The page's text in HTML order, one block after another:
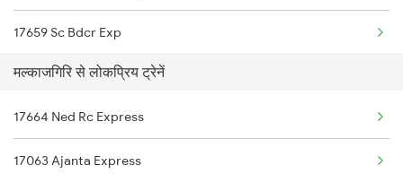
17659 Sc Bdcr Exp
12764 Padmavathi Exp
2085 Sbp Ned Spl
2086 Ned Sbp Spl
मल्काजगिरि से लोकप्रिय ट्रेनें
17664 Ned Rc Express
17063 Ajanta Express